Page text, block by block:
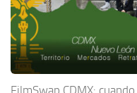
FilmSwap CDMX: